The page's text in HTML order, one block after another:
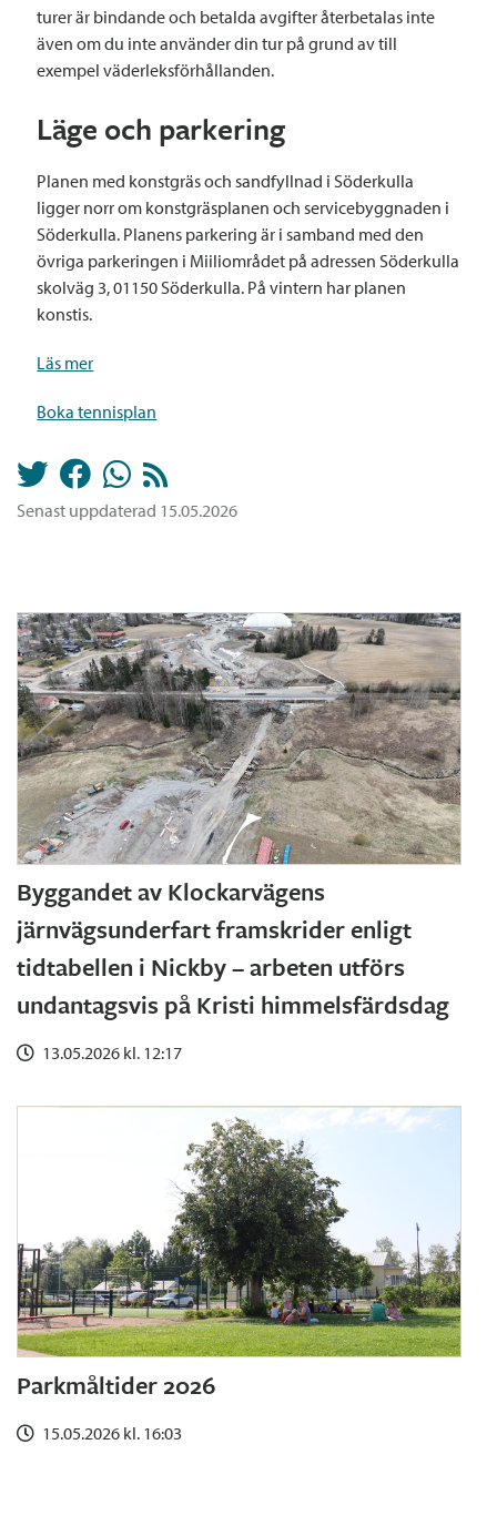
turer är bindande och betalda avgifter återbetalas inte
även om du inte använder din tur på grund av till
exempel väderleksförhållanden.
Läge och parkering
Planen med konstgräs och sandfyllnad i Söderkulla
ligger norr om konstgräsplanen och servicebyggnaden i
Söderkulla. Planens parkering är i samband med den
övriga parkeringen i Miiliområdet på adressen Söderkulla
skolväg 3, 01150 Söderkulla. På vintern har planen
konstis.
Läs mer
Boka tennisplan
Senast uppdaterad 15.05.2026
Byggandet av Klockarvägens
järnvägsunderfart framskrider enligt
tidtabellen i Nickby – arbeten utförs
undantagsvis på Kristi himmelsfärdsdag
13.05.2026 kl. 12:17
Parkmåltider 2026
15.05.2026 kl. 16:03